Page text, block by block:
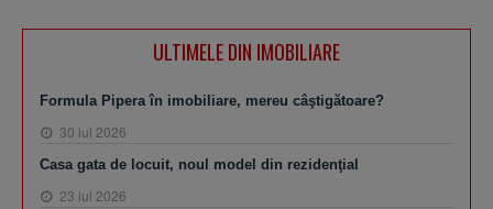
ULTIMELE DIN IMOBILIARE
Formula Pipera în imobiliare, mereu câştigătoare?
30 iul 2026
Casa gata de locuit, noul model din rezidenţial
23 iul 2026